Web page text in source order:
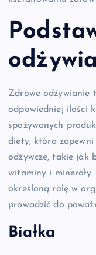
Zdrowe odżywianie
odpowiedniej ilości
spożywanych
diety, która zapewni
odżywcze, takie jak
witaminy i minerały.
określoną rolę w
prowadzić do
Białka